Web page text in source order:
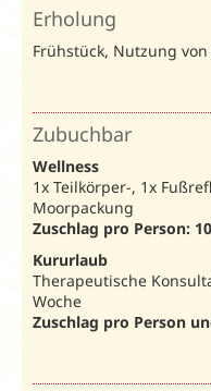
Erholung
Frühstück, Nutzung
Zubuchbar
Wellness
1x Teilkörper-, 1x
Moorpackung
Zuschlag pro Person:
Kururlaub
Therapeutische
Woche
Zuschlag pro Person